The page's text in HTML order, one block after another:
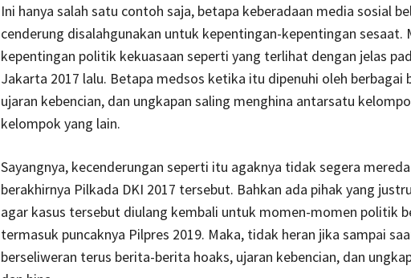
Ini hanya salah satu contoh saja, betapa keberadaan media sosial
cenderung disalahgunakan untuk kepentingan-kepentingan sesaat.
kepentingan politik kekuasaan seperti yang terlihat dengan jelas
Jakarta 2017 lalu. Betapa medsos ketika itu dipenuhi oleh berbagai
ujaran kebencian, dan ungkapan saling menghina antarsatu
kelompok yang lain.
Sayangnya, kecenderungan seperti itu agaknya tidak segera
berakhirnya Pilkada DKI 2017 tersebut. Bahkan ada pihak yang
agar kasus tersebut diulang kembali untuk momen-momen politik
termasuk puncaknya Pilpres 2019. Maka, tidak heran jika sampai
berseliweran terus berita-berita hoaks, ujaran kebencian, dan